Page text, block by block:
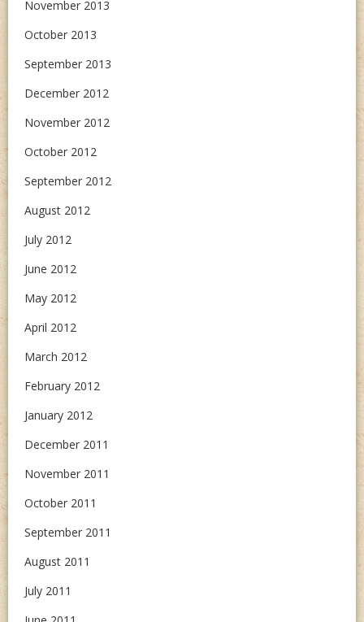
November 2013
October 2013
September 2013
December 2012
November 2012
October 2012
September 2012
August 2012
July 2012
June 2012
May 2012
April 2012
March 2012
February 2012
January 2012
December 2011
November 2011
October 2011
September 2011
August 2011
July 2011